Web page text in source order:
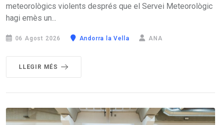
meteorològics violents després que el Servei Meteorològic
hagi emès un...
06 Agost 2026 Andorra la Vella ANA
LLEGIR MÉS